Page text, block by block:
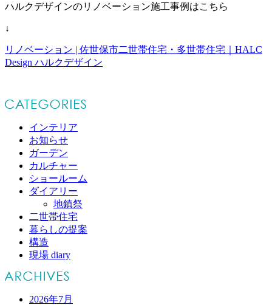
ハルクデザインのリノベーション施工事例はこちら
↓
リノベーション | 佐世保市二世帯住宅・多世帯住宅｜HALC
Design ハルクデザイン
インテリア
お知らせ
ガーデン
カルチャー
ショールーム
ダイアリー
地鎮祭
二世帯住宅
暮らしの提案
構造
現場 diary
2026年7月